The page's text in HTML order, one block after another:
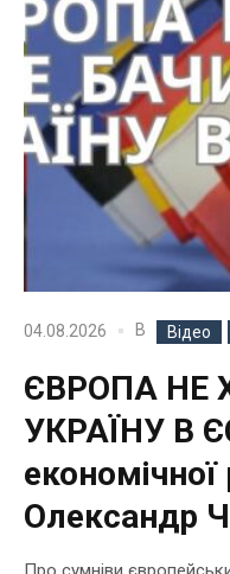
04.08.2026 В Відео
ЄВРОПА НЕ
УКРАЇНУ В
економічної
Олександр